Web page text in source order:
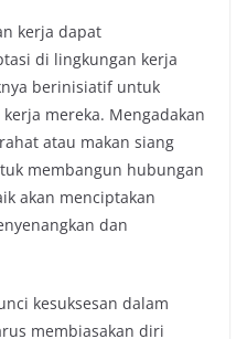
kerja dapat
di lingkungan kerja
berinisiatif untuk
mereka. Mengadakan
atau makan siang
membangun hubungan
akan menciptakan
dan
kesuksesan dalam
membiasakan diri